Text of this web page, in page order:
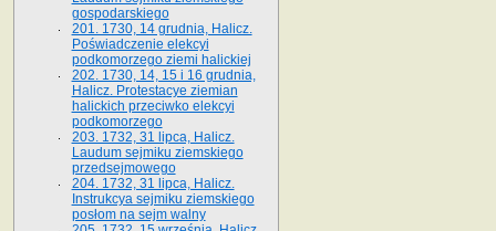
gospodarskiego
201. 1730, 14 grudnia, Halicz.
Poświadczenie elekcyi
podkomorzego ziemi halickiej
202. 1730, 14, 15 i 16 grudnia,
Halicz. Protestacye ziemian
halickich przeciwko elekcyi
podkomorzego
203. 1732, 31 lipca, Halicz.
Laudum sejmiku ziemskiego
przedsejmowego
204. 1732, 31 lipca, Halicz.
Instrukcya sejmiku ziemskiego
posłom na sejm walny